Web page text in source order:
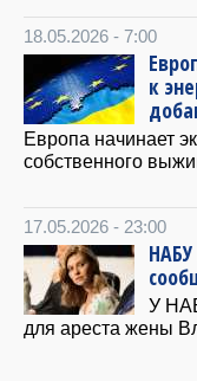
18.05.2026 - 7:00
к
Европа начинает
собственного
17.05.2026 - 23:00
У
для ареста жены